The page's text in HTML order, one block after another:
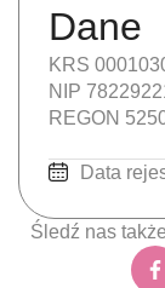
Dane
KRS
NIP
REGON
Data
Śledź nas